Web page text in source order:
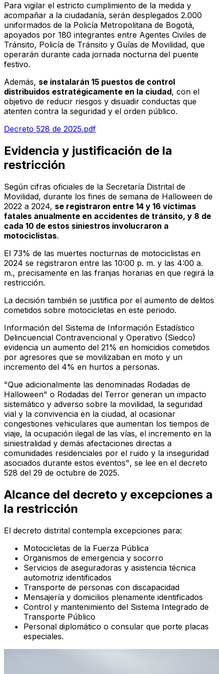
Para vigilar el estricto cumplimiento de la medida y
acompañar a la ciudadanía, serán desplegados 2.000
uniformados de la Policía Metropolitana de Bogotá,
apoyados por 180 integrantes entre Agentes Civiles de
Tránsito, Policía de Tránsito y Guías de Movilidad, que
operarán durante cada jornada nocturna del puente
festivo.
Además, se instalarán 15 puestos de control
distribuidos estratégicamente en la ciudad, con el
objetivo de reducir riesgos y disuadir conductas que
atenten contra la seguridad y el orden público.
Decreto 528 de 2025.pdf
Evidencia y justificación de la
restricción
Según cifras oficiales de la Secretaría Distrital de
Movilidad, durante los fines de semana de Halloween de
2022 a 2024, se registraron entre 14 y 16 víctimas
fatales anualmente en accidentes de tránsito, y 8 de
cada 10 de estos siniestros involucraron a
motociclistas.
El 73% de las muertes nocturnas de motociclistas en
2024 se registraron entre las 10:00 p. m. y las 4:00 a.
m., precisamente en las franjas horarias en que regirá la
restricción.
La decisión también se justifica por el aumento de delitos
cometidos sobre motocicletas en este periodo.
Información del Sistema de Información Estadístico
Delincuencial Contravencional y Operativo (Siedco)
evidencia un aumento del 21% en homicidios cometidos
por agresores que se movilizaban en moto y un
incremento del 4% en hurtos a personas.
"Que adicionalmente las denominadas Rodadas de
Halloween" o Rodadas del Terror generan un impacto
sistemático y adverso sobre la movilidad, la seguridad
vial y la convivencia en la ciudad, al ocasionar
congestiones vehiculares que aumentan los tiempos de
viaje, la ocupación ilegal de las vías, el incremento en la
siniestralidad y demás afectaciones directas a
comunidades residenciales por el ruido y la inseguridad
asociados durante estos eventos", se lee en el decreto
528 del 29 de octubre de 2025.
Alcance del decreto y excepciones a
la restricción
El decreto distrital contempla excepciones para:
Motocicletas de la Fuerza Pública
Organismos de emergencia y socorro
Servicios de aseguradoras y asistencia técnica
automotriz identificados
Transporte de personas con discapacidad
Mensajería y domicilios plenamente identificados
Control y mantenimiento del Sistema Integrado de
Transporte Público
Personal diplomático o consular que porte placas
especiales.